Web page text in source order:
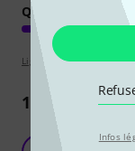
Infos
QUALITÉ DE
Lignes directrices
10
Déçu